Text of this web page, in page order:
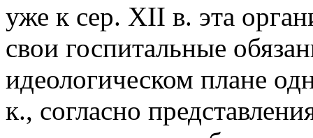
уже к сер. XII в. эта
свои госпитальные
идеологическом плане
к., согласно